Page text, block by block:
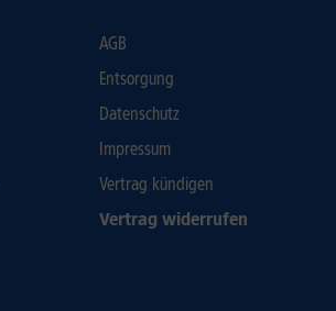
AGB
Entsorgung
Datenschutz
Impressum
Vertrag kündigen
Vertrag widerrufen